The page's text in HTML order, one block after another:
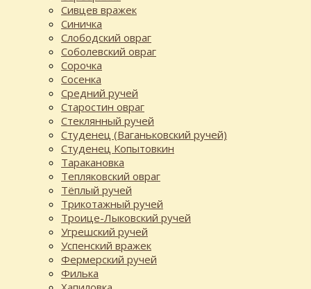
Сивцев вражек
Синичка
Слободский овраг
Соболевский овраг
Сорочка
Сосенка
Средний ручей
Старостин овраг
Стеклянный ручей
Студенец (Ваганьковский ручей)
Студенец Копытовкин
Таракановка
Тепляковский овраг
Тёплый ручей
Трикотажный ручей
Троице-Лыковский ручей
Угрешский ручей
Успенский вражек
Фермерский ручей
Филька